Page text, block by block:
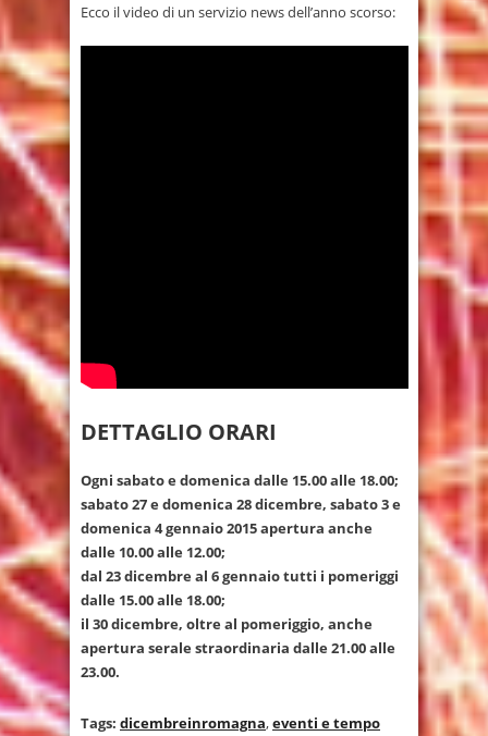
Ecco il video di un servizio news dell’anno scorso:
DETTAGLIO ORARI
Ogni sabato e domenica dalle 15.00 alle 18.00;
sabato 27 e domenica 28 dicembre, sabato 3 e
domenica 4 gennaio 2015 apertura anche
dalle 10.00 alle 12.00;
dal 23 dicembre al 6 gennaio tutti i pomeriggi
dalle 15.00 alle 18.00;
il 30 dicembre, oltre al pomeriggio, anche
apertura serale straordinaria dalle 21.00 alle
23.00.
Tags: dicembreinromagna,eventi e tempo